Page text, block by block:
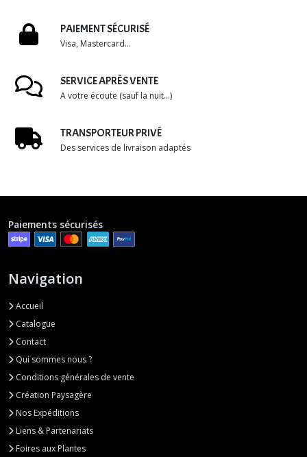
PAIEMENT SÉCURISÉ
Visa, Mastercard...
SERVICE APRÈS VENTE
A votre écoute (sauf la nuit...)
TRANSPORTEUR PRIVÉ
Des services de livraison adaptés
Paiements sécurisés
Navigation
Accueil
Catalogue
Contact
Qui sommes nous ?
Conditions générales de vente
Création Paysagère
Nos Expéditions
Liens & Partenariats
Foires aux Plantes